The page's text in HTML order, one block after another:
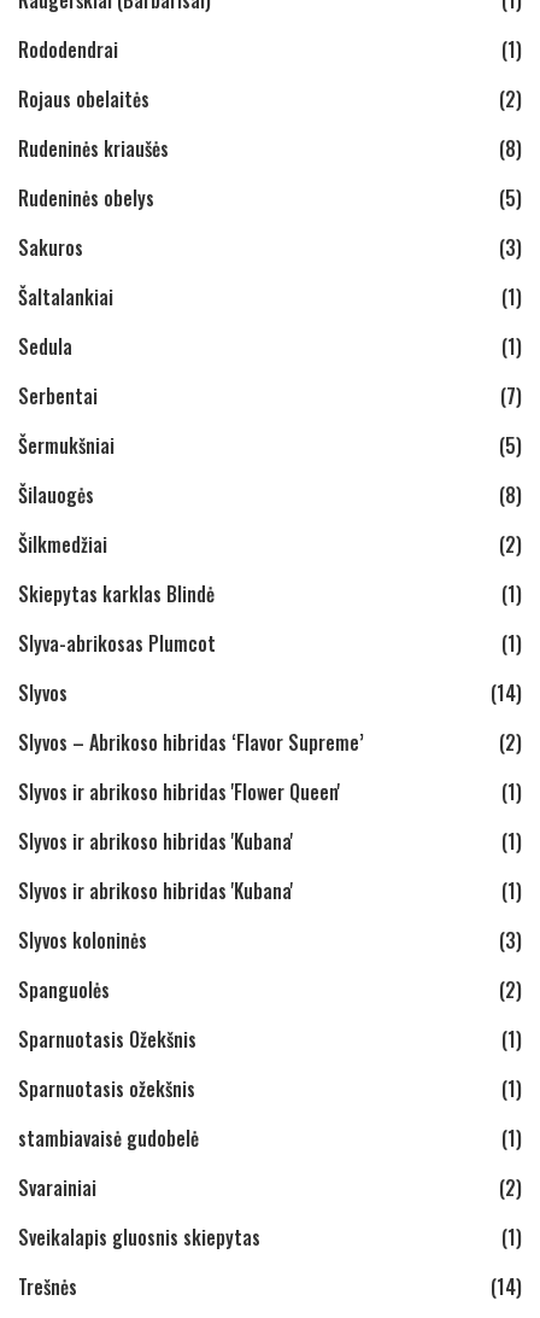
Rododendrai
(1)
Rojaus obelaitės
(2)
Rudeninės kriaušės
(8)
Rudeninės obelys
(5)
Sakuros
(3)
Šaltalankiai
(1)
Sedula
(1)
Serbentai
(7)
Šermukšniai
(5)
Šilauogės
(8)
Šilkmedžiai
(2)
Skiepytas karklas Blindė
(1)
Slyva-abrikosas Plumcot
(1)
Slyvos
(14)
Slyvos – Abrikoso hibridas ‘Flavor Supreme’
(2)
Slyvos ir abrikoso hibridas 'Flower Queen'
(1)
Slyvos ir abrikoso hibridas 'Kubana'
(1)
Slyvos ir abrikoso hibridas 'Kubana'
(1)
Slyvos koloninės
(3)
Spanguolės
(2)
Sparnuotasis Ožekšnis
(1)
Sparnuotasis ožekšnis
(1)
stambiavaisė gudobelė
(1)
Svarainiai
(2)
Sveikalapis gluosnis skiepytas
(1)
Trešnės
(14)